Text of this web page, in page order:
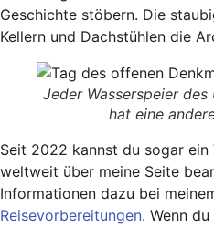
Geschichte stöbern. Die
Kellern und Dachstühlen die
Jeder Wasserspeier des
hat eine
Seit 2022 kannst du sogar
weltweit über meine Seite
Informationen dazu bei
Reisevorbereitungen. Wenn